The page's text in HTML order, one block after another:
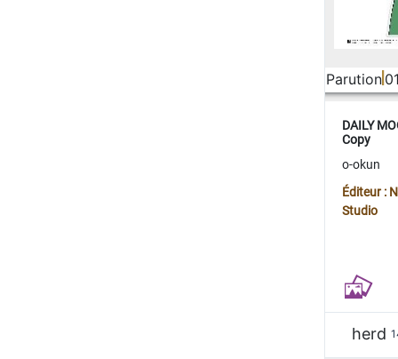
Parution
DAILY
Copy
o-okun
Éditeur :
Studio
herd